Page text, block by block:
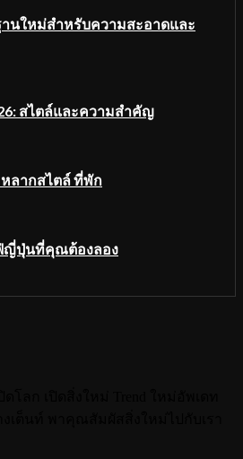
านใหม่สำหรับความสะอาดและ
สไตล์และความสำคัญ
หลากสไตล์ ที่พัก
ฟ่ญี่ปุ่นที่คุณต้องลอง